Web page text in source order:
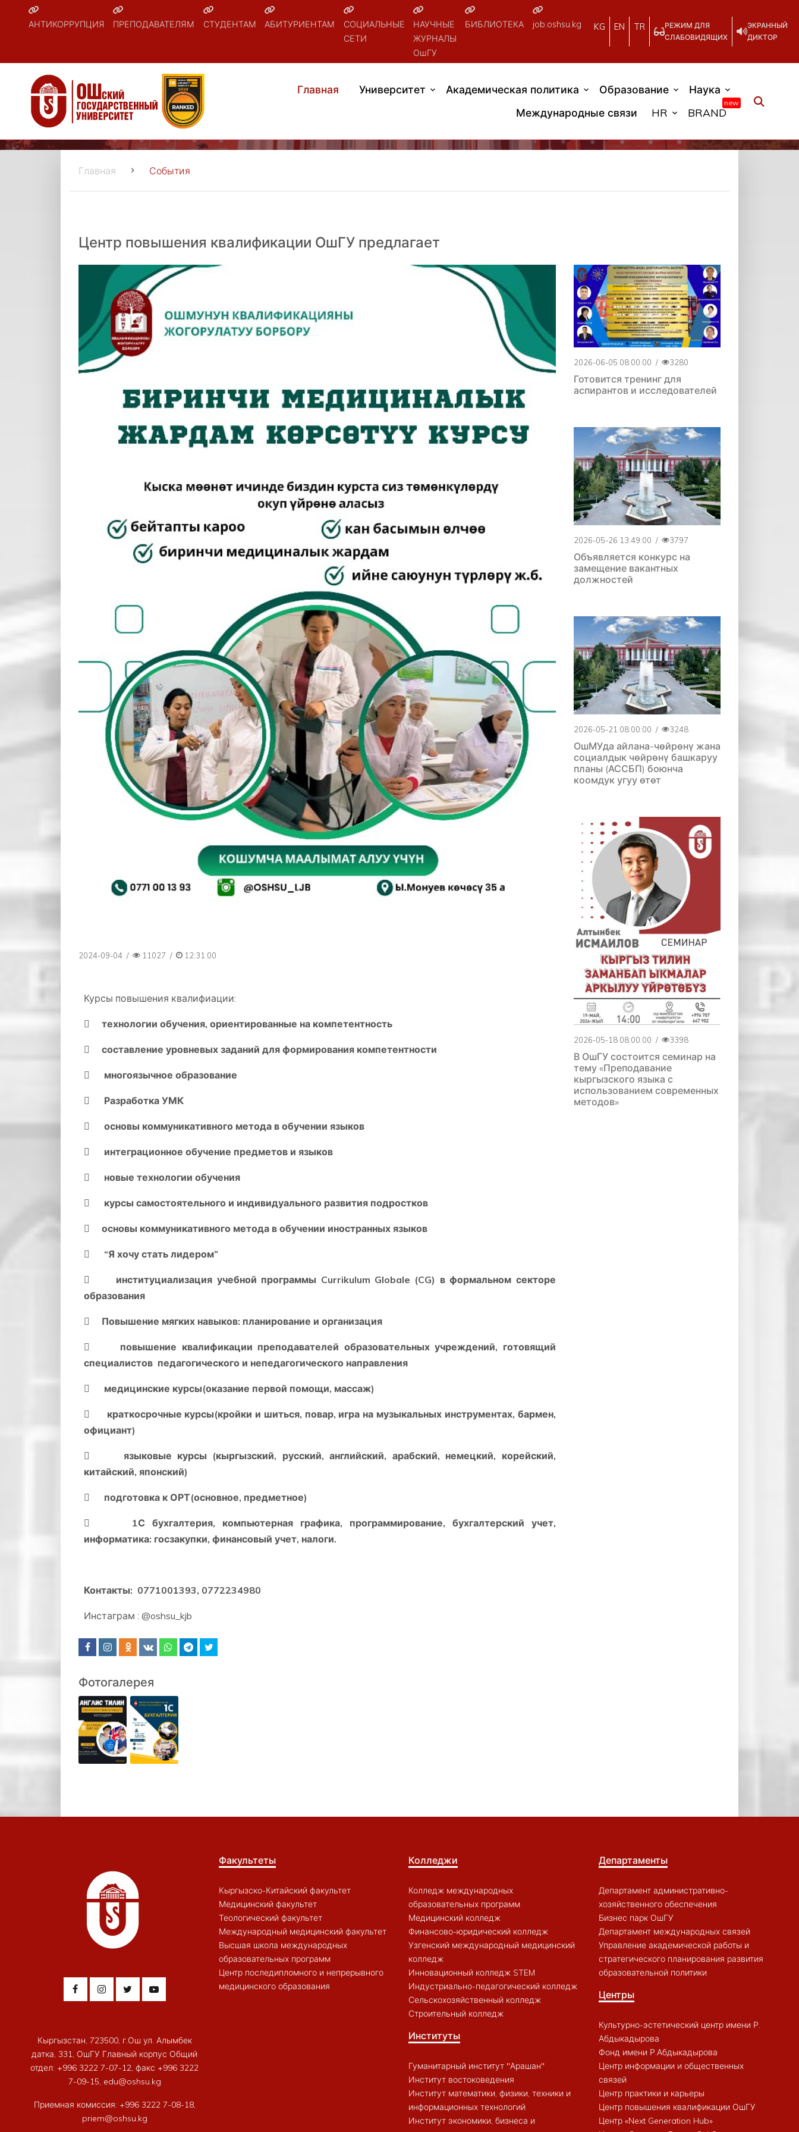
АНТИКОРРУПЦИЯ ПРЕПОДАВАТЕЛЯМ СТУДЕНТАМ АБИТУРИЕНТАМ
СОЦИАЛЬНЫЕ
СЕТИ
НАУЧНЫЕ
ЖУРНАЛЫ
ОшГУ
БИБЛИОТЕКА job.oshsu.kg KG EN TR
РЕЖИМ ДЛЯ
СЛАБОВИДЯЩИХ
ЭКРАННЫЙ
ДИКТОР
Главная Университет Академическая политика Образование
Наука
Международные связи
HR BRAND
new
Главная События
Центр повышения квалификации ОшГУ предлагает
2024-09-04 / 11027 / 12:31:00
Курсы повышения квалифиации:
 технологии обучения, ориентированные на компетентность
 составление уровневых заданий для формирования компетентности
 многоязычное образование
 Разработка УМК
 основы коммуникативного метода в обучении языков
 интеграционное обучение предметов и языков
 новые технологии обучения
 курсы самостоятельного и индивидуального развития подростков
 основы коммуникативного метода в обучении иностранных языков
 “Я хочу стать лидером”
 институциализация учебной программы Currikulum Globale (CG) в формальном секторе
образования
 Повышение мягких навыков: планирование и организация
 повышение квалификации преподавателей образовательных учреждений, готовящий
специалистов педагогического и непедагогического направления
 медицинские курсы(оказание первой помощи, массаж)
 краткосрочные курсы(кройки и шиться, повар, игра на музыкальных инструментах, бармен,
официант)
 языковые курсы (кыргызский, русский, английский, арабский, немецкий, корейский,
китайский, японский)
 подготовка к ОРТ(основное, предметное)
 1С бухгалтерия, компьютерная графика, программирование, бухгалтерский учет,
информатика: госзакупки, финансовый учет, налоги.
Контакты: 0771001393, 0772234980
Инстаграм : @oshsu_kjb
Фотогалерея
2026-06-05 08:00:00 / 3280
Готовится тренинг для
аспирантов и исследователей
2026-05-26 13:49:00 / 3797
Объявляется конкурс на
замещение вакантных
должностей
2026-05-21 08:00:00 / 3248
ОшМУда айлана-чөйрөнү жана
социалдык чөйрөнү башкаруу
планы (АССБП) боюнча
коомдук угуу өтөт
2026-05-18 08:00:00 / 3398
В ОшГУ состоится семинар на
тему «Преподавание
кыргызского языка с
использованием современных
методов»
Кыргызстан, 723500, г.Ош ул. Алымбек
датка, 331, ОшГУ Главный корпус Общий
отдел: +996 3222 7-07-12, факс +996 3222
7-09-15, edu@oshsu.kg
Приемная комиссия: +996 3222 7-08-18,
priem@oshsu.kg
Факультеты
Кыргызско-Китайский факультет
Медицинский факультет
Теологический факультет
Международный медицинский факультет
Высшая школа международных
образовательных программ
Центр последипломного и непрерывного
медицинского образования
Колледжи
Колледж международных
образовательных программ
Медицинский колледж
Финансово-юридический колледж
Узгенский международный медицинский
колледж
Инновационный колледж STEM
Индустриально-педагогический колледж
Сельскохозяйственный колледж
Строительный колледж
Институты
Гуманитарный институт "Арашан"
Институт востоковедения
Институт математики, физики, техники и
информационных технологий
Институт экономики, бизнеса и
Департаменты
Департамент административно-
хозяйственного обеспечения
Бизнес парк ОшГУ
Департамент международных связей
Управление академической работы и
стратегического планирования развития
образовательной политики
Центры
Культурно-эстетический центр имени Р.
Абдыкадырова
Фонд имени Р.Абдыкадырова
Центр информации и общественных
связей
Центр практики и карьеры
Центр повышения квалификации ОшГУ
Центр «Next Generation Hub»